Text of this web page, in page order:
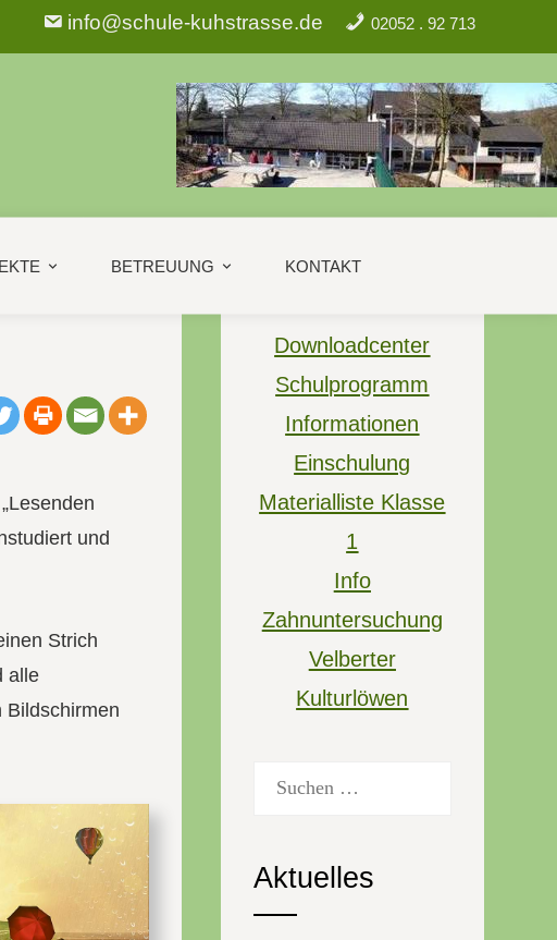
info@schule-kuhstrasse.de 02052 . 92 713
BETREUUNG KONTAKT
und
Strich
alle
Bildschirmen
Downloadcenter
Schulprogramm
Informationen
Einschulung
Materialliste Klasse
1
Info
Zahnuntersuchung
Velberter
Kulturlöwen
nach:
Aktuelles